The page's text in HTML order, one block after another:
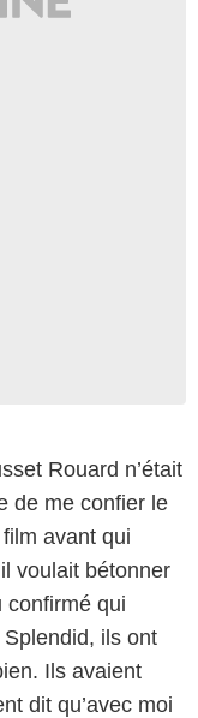
Rouard n’était
de me confier le
avant qui
voulait bétonner
confirmé qui
ils ont
Ils avaient
dit qu’avec moi